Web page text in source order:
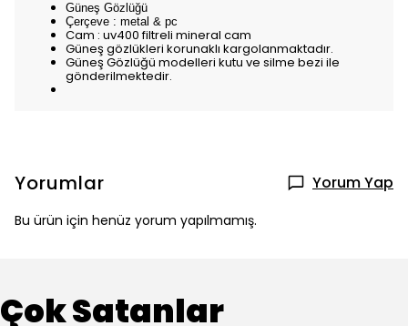
Güneş Gözlüğü
Çerçeve : metal & pc
Cam : uv400 filtreli mineral cam
Güneş gözlükleri korunaklı kargolanmaktadır.
Güneş Gözlüğü modelleri kutu ve silme bezi ile
gönderilmektedir.
Yorumlar Yorum Yap
Bu ürün için henüz yorum yapılmamış.
Çok Satanlar